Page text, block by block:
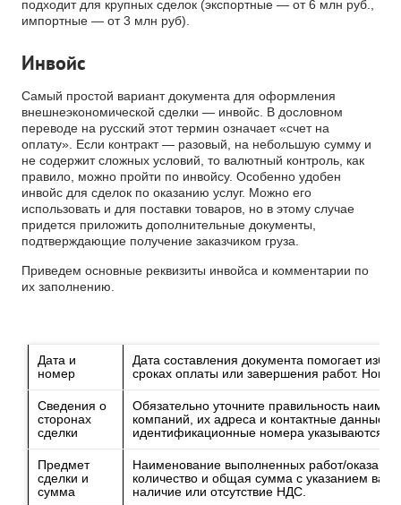
подходит для крупных сделок (экспортные — от 6 млн руб.,
импортные — от 3 млн руб).
Инвойс
Самый простой вариант документа для оформления
внешнеэкономической сделки — инвойс. В дословном
переводе на русский этот термин означает «счет на
оплату». Если контракт — разовый, на небольшую сумму и
не содержит сложных условий, то валютный контроль, как
правило, можно пройти по инвойсу. Особенно удобен
инвойс для сделок по оказанию услуг. Можно его
использовать и для поставки товаров, но в этому случае
придется приложить дополнительные документы,
подтверждающие получение заказчиком груза.
Приведем основные реквизиты инвойса и комментарии по
их заполнению.
Дата и
номер
Дата составления документа помогает
сроках оплаты или завершения работ.
Сведения о
сторонах
сделки
Обязательно уточните правильность
компаний, их адреса и контактные данные.
идентификационные номера указываются
Предмет
сделки и
сумма
Наименование выполненных работ/
количество и общая сумма с указанием
наличие или отсутствие НДС.